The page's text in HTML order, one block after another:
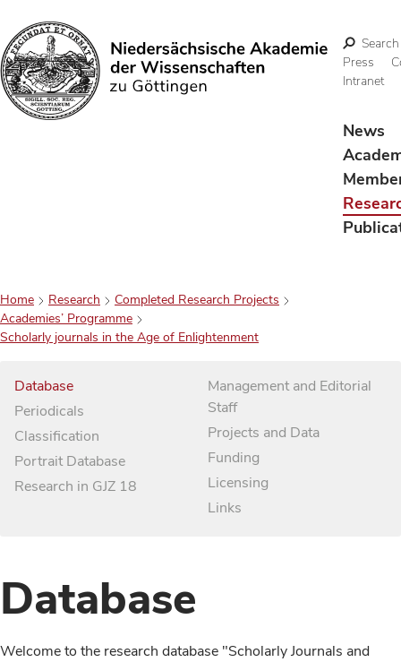
Search
Search
Press
Intranet
News
Home Research
Completed Research Projects
Academies’ Programme
Scholarly journals in the Age of Enlightenment
Database
Periodicals
Classification
Portrait Database
Research in GJZ 18
Management and Editorial
Staff
Projects and Data
Funding
Licensing
Links
Database
Welcome to the research database "Scholarly Journals and